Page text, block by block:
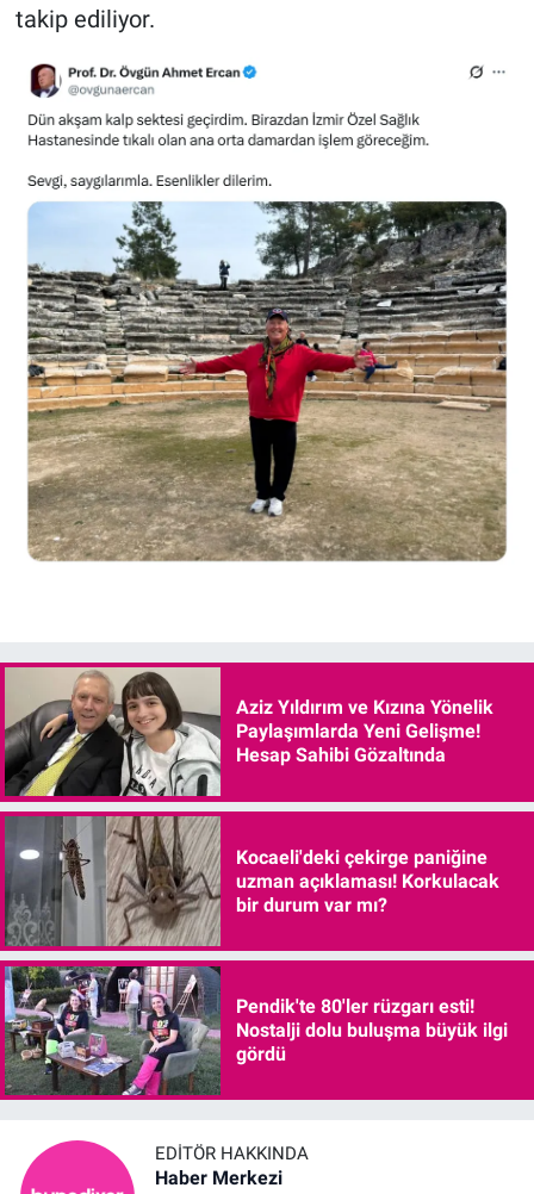
takip ediliyor.
Aziz Yıldırım ve Kızına Yönelik
Paylaşımlarda Yeni Gelişme!
Hesap Sahibi Gözaltında
Kocaeli'deki çekirge paniğine
uzman açıklaması! Korkulacak
bir durum var mı?
Pendik'te 80'ler rüzgarı esti!
Nostalji dolu buluşma büyük ilgi
gördü
EDITÖR HAKKINDA
Haber Merkezi